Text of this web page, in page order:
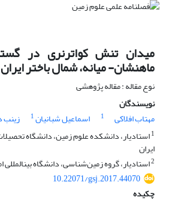
میدان تنش کواترنری در
ماهنشان- میانه، شمال‌ باختر ایران
نوع مقاله : مقاله پژوهشی
نویسندگان
مهتاب افلاکی
1 اسماعیل شبانیان1 زینب
1استادیار، دانشکده علوم زمین، دانشگاه
ایران
2استادیار، گروه زمین‌شناسی، دانشگاه بین‎المللی امام خمینی، قزوین، ایران
10.22071/gsj.2017.44070
چکیده